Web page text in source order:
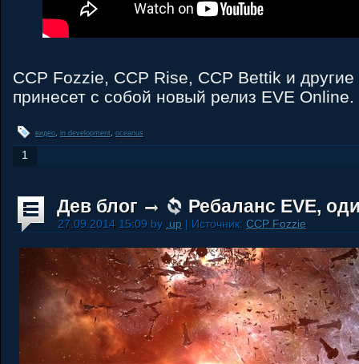
CCP Fozzie, CCP Rise, CCP Bettik и другие
принесет с собой новый релиз EVE Online.
видео, in development oceanus
1
Дев блог Ребаланс EVE,
27.09.2014 15:09 by .up | Источник: CCP Fozzie